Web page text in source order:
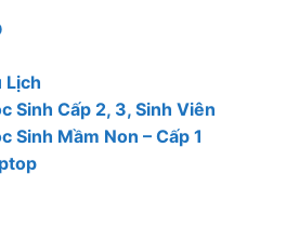
Lịch
Sinh Cấp 2, 3, Sinh Viên
Sinh Mầm Non – Cấp 1